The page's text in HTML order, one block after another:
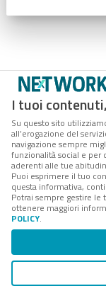
I tuoi
Su questo sito
all’erogazione del
navigazione sempre
funzionalità social e
aderenti alle tue
Puoi esprimere il tuo
questa informativa,
Potrai sempre gestire le
ottenere maggiori
POLICY.